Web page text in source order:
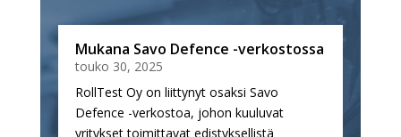
Mukana Savo Defence -verkostossa
touko 30, 2025
RollTest Oy on liittynyt osaksi Savo
Defence -verkostoa, johon kuuluvat
yritykset toimittavat edistyksellistä